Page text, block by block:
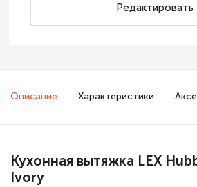
Редактировать
Описание Характеристики
Кухонная вытяжка LEX
Ivory